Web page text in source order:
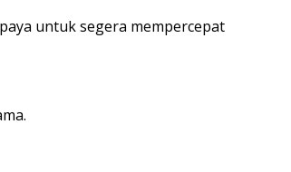
untuk segera mempercepat